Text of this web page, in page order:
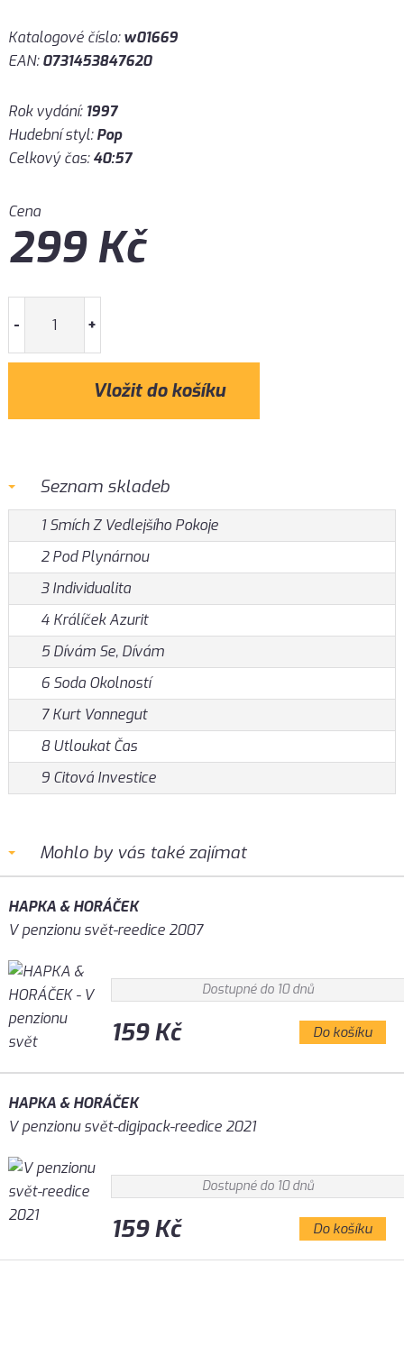
Katalogové číslo:w01669
EAN:0731453847620
Rok vydání: 1997
Hudební styl:Pop
Celkový čas:40:57
Cena
299Kč
- +
Seznam skladeb
1 Smích Z Vedlejšího Pokoje
2 Pod Plynárnou
3 Individualita
4 Králíček Azurit
5 Dívám Se, Dívám
6 Soda Okolností
7 Kurt Vonnegut
8 Utloukat Čas
9 Citová Investice
Mohlo by vás také zajímat
HAPKA & HORÁČEK
V penzionu svět-reedice 2007
Dostupné do 10 dnů
159 Kč Do košíku
HAPKA & HORÁČEK
V penzionu svět-digipack-reedice 2021
Dostupné do 10 dnů
159 Kč Do košíku